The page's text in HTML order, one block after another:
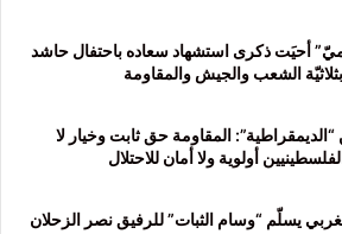
أحيَت ذكرى استشهاد سعاده باحتفال حاشد
الشعب والجيش والمقاومة
المقاومة حق ثابت وخيار لا
أولوية ولا أمان للاحتلال
يسلّم “وسام الثبات” للرفيق نصر الزحلان